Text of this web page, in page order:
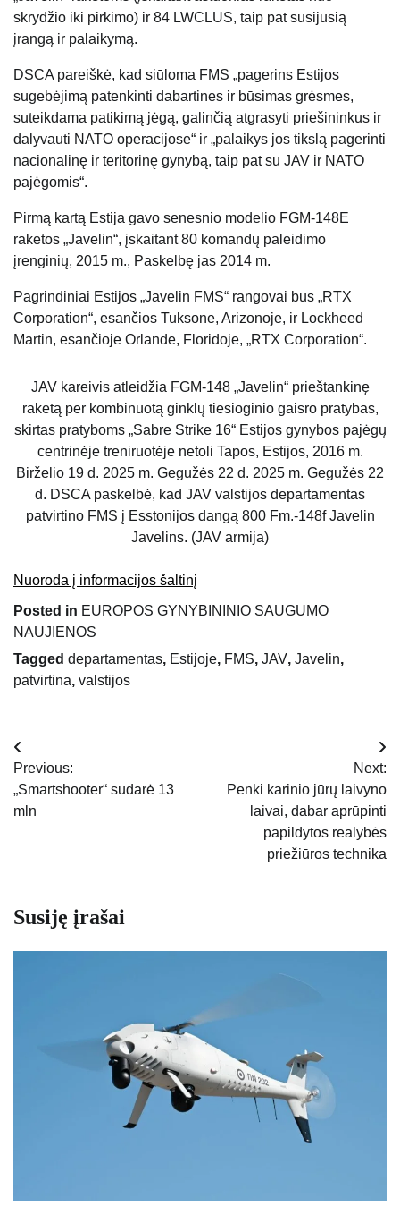
skrydžio iki pirkimo) ir 84 LWCLUS, taip pat susijusią
įrangą ir palaikymą.
DSCA pareiškė, kad siūloma FMS „pagerins Estijos
sugebėjimą patenkinti dabartines ir būsimas grėsmes,
suteikdama patikimą jėgą, galinčią atgrasyti priešininkus ir
dalyvauti NATO operacijose“ ir „palaikys jos tikslą pagerinti
nacionalinę ir teritorinę gynybą, taip pat su JAV ir NATO
pajėgomis“.
Pirmą kartą Estija gavo senesnio modelio FGM-148E
raketos „Javelin“, įskaitant 80 komandų paleidimo
įrenginių, 2015 m., Paskelbę jas 2014 m.
Pagrindiniai Estijos „Javelin FMS“ rangovai bus „RTX
Corporation“, esančios Tuksone, Arizonoje, ir Lockheed
Martin, esančioje Orlande, Floridoje, „RTX Corporation“.
JAV kareivis atleidžia FGM-148 „Javelin“ prieštankinę
raketą per kombinuotą ginklų tiesioginio gaisro pratybas,
skirtas pratyboms „Sabre Strike 16“ Estijos gynybos pajėgų
centrinėje treniruotėje netoli Tapos, Estijos, 2016 m.
Birželio 19 d. 2025 m. Gegužės 22 d. 2025 m. Gegužės 22
d. DSCA paskelbė, kad JAV valstijos departamentas
patvirtino FMS į Esstonijos dangą 800 Fm.-148f Javelin
Javelins. (JAV armija)
Nuoroda į informacijos šaltinį
Posted in EUROPOS GYNYBININIO SAUGUMO
NAUJIENOS
Tagged departamentas, Estijoje, FMS, JAV, Javelin,
patvirtina, valstijos
Navigacija
tarp
įrašų
Previous:
„Smartshooter“ sudarė 13
mln
Next:
Penki karinio jūrų laivyno
laivai, dabar aprūpinti
papildytos realybės
priežiūros technika
Susiję įrašai